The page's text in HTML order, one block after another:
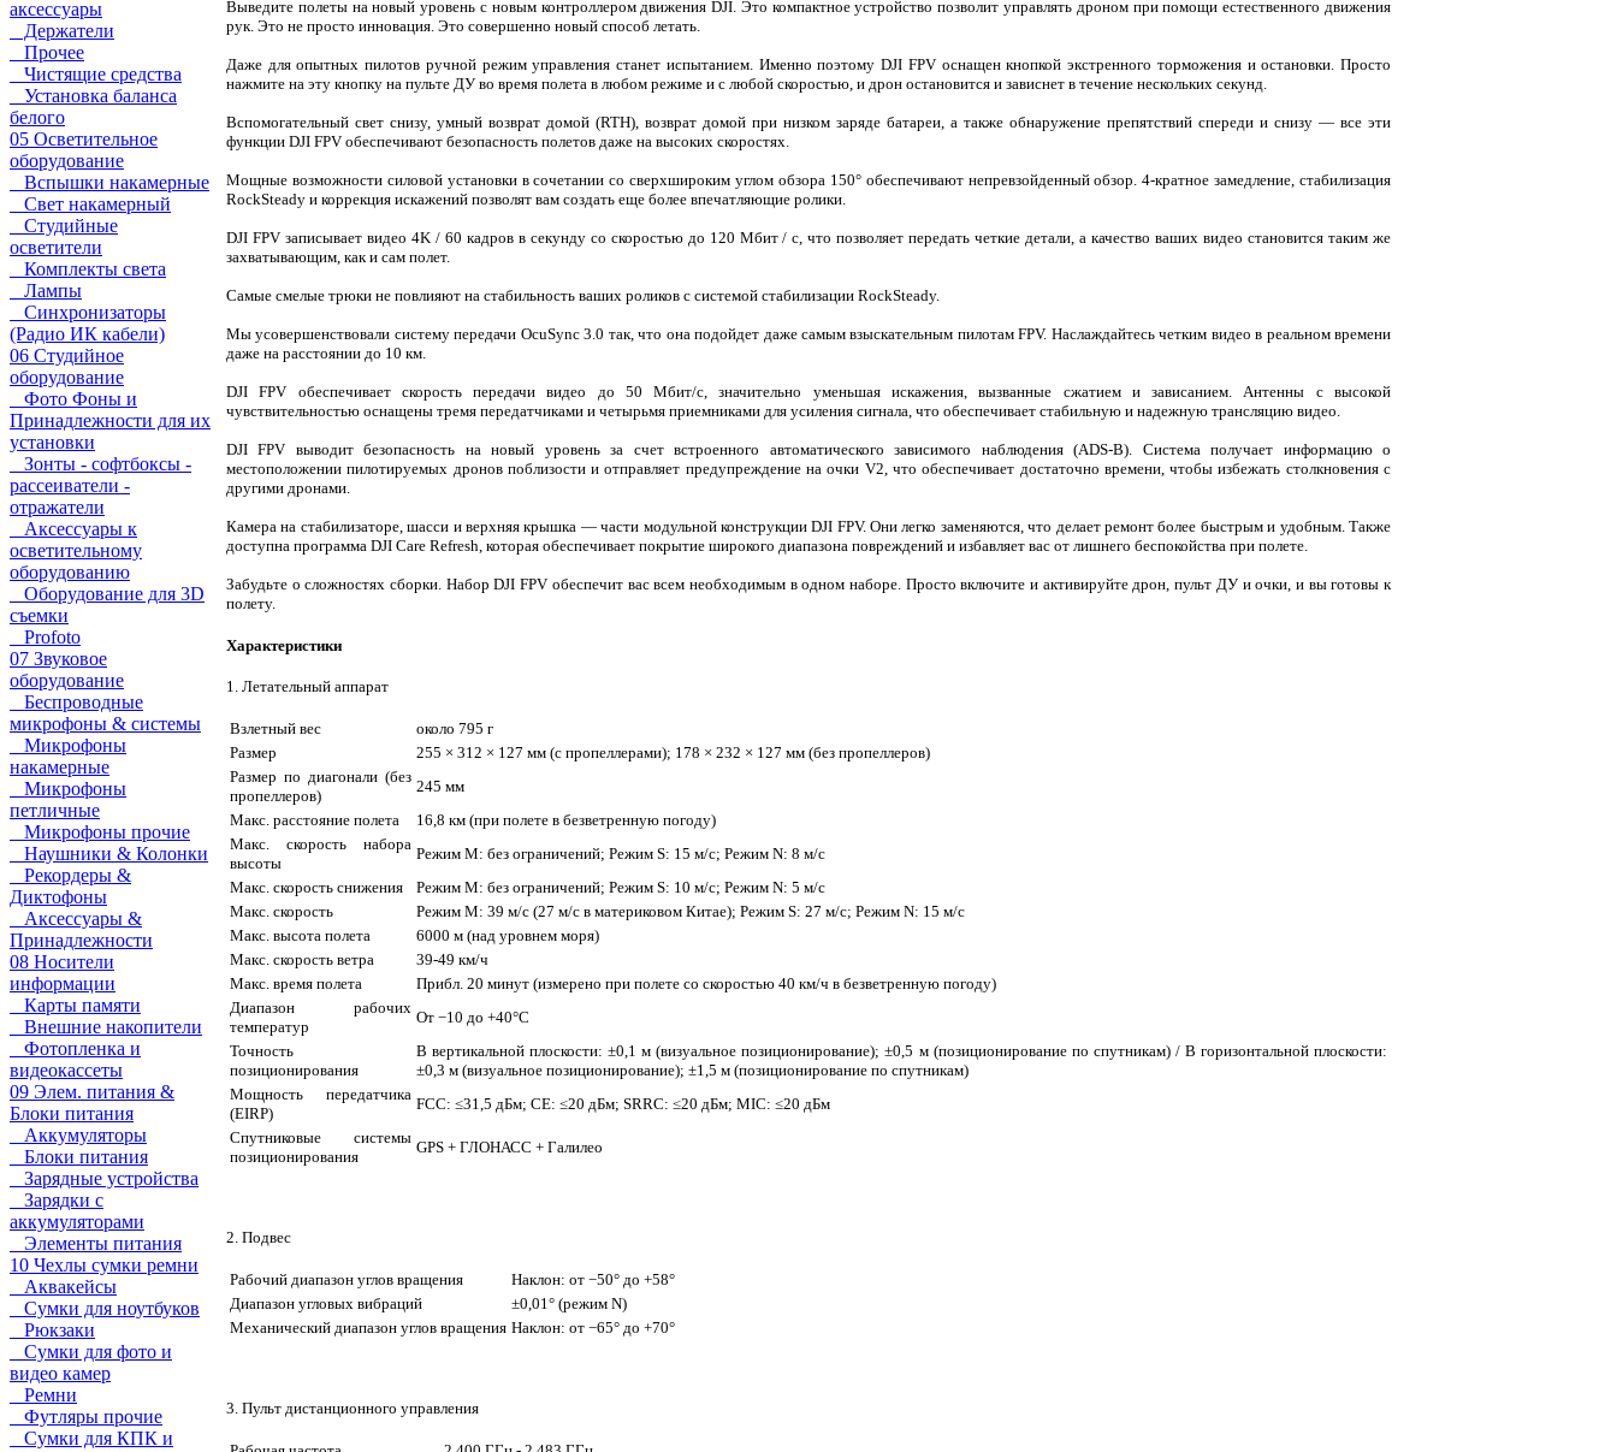
аксессуары
Держатели
Прочее
Чистящие средства
Установка баланса
белого
05 Осветительное
оборудование
Вспышки накамерные
Свет накамерный
Студийные
осветители
Комплекты света
Лампы
Синхронизаторы
(Радио ИК кабели)
06 Студийное
оборудование
Фото Фоны и
Принадлежности для их
установки
Зонты - софтбоксы -
рассеиватели -
отражатели
Аксессуары к
осветительному
оборудованию
Оборудование для 3D
съемки
Profoto
07 Звуковое
оборудование
Беспроводные
микрофоны & системы
Микрофоны
накамерные
Микрофоны
петличные
Микрофоны прочие
Наушники & Колонки
Рекордеры &
Диктофоны
Аксессуары &
Принадлежности
08 Носители
информации
Карты памяти
Внешние накопители
Фотопленка и
видеокассеты
09 Элем. питания &
Блоки питания
Аккумуляторы
Блоки питания
Зарядные устройства
Зарядки с
аккумуляторами
Элементы питания
10 Чехлы сумки ремни
Аквакейсы
Сумки для ноутбуков
Рюкзаки
Сумки для фото и
видео камер
Ремни
Футляры прочие
Сумки для КПК и
Выведите полеты на новый уровень с новым контроллером движения DJI. Это компактное устройство позволит управлять дроном при помощи естественного движения
рук. Это не просто инновация. Это совершенно новый способ летать.
Даже для опытных пилотов ручной режим управления станет испытанием. Именно поэтому DJI FPV оснащен кнопкой экстренного торможения и остановки. Просто
нажмите на эту кнопку на пульте ДУ во время полета в любом режиме и с любой скоростью, и дрон остановится и зависнет в течение нескольких секунд.
Вспомогательный свет снизу, умный возврат домой (RTH), возврат домой при низком заряде батареи, а также обнаружение препятствий спереди и снизу — все эти
функции DJI FPV обеспечивают безопасность полетов даже на высоких скоростях.
Мощные возможности силовой установки в сочетании со сверхшироким углом обзора 150° обеспечивают непревзойденный обзор. 4-кратное замедление, стабилизация
RockSteady и коррекция искажений позволят вам создать еще более впечатляющие ролики.
DJI FPV записывает видео 4K / 60 кадров в секунду со скоростью до 120 Мбит / с, что позволяет передать четкие детали, а качество ваших видео становится таким же
захватывающим, как и сам полет.
Самые смелые трюки не повлияют на стабильность ваших роликов с системой стабилизации RockSteady.
Мы усовершенствовали систему передачи OcuSync 3.0 так, что она подойдет даже самым взыскательным пилотам FPV. Наслаждайтесь четким видео в реальном времени
даже на расстоянии до 10 км.
DJI FPV обеспечивает скорость передачи видео до 50 Мбит/с, значительно уменьшая искажения, вызванные сжатием и зависанием. Антенны с высокой
чувствительностью оснащены тремя передатчиками и четырьмя приемниками для усиления сигнала, что обеспечивает стабильную и надежную трансляцию видео.
DJI FPV выводит безопасность на новый уровень за счет встроенного автоматического зависимого наблюдения (ADS-B). Cистема получает информацию о
местоположении пилотируемых дронов поблизости и отправляет предупреждение на очки V2, что обеспечивает достаточно времени, чтобы избежать столкновения с
другими дронами.
Камера на стабилизаторе, шасси и верхняя крышка — части модульной конструкции DJI FPV. Они легко заменяются, что делает ремонт более быстрым и удобным. Также
доступна программа DJI Care Refresh, которая обеспечивает покрытие широкого диапазона повреждений и избавляет вас от лишнего беспокойства при полете.
Забудьте о сложностях сборки. Набор DJI FPV обеспечит вас всем необходимым в одном наборе. Просто включите и активируйте дрон, пульт ДУ и очки, и вы готовы к
полету.
Характеристики
1. Летательный аппарат
Взлетный вес
около 795 г
Размер
255 × 312 × 127 мм (с пропеллерами); 178 × 232 × 127 мм (без пропеллеров)
Размер по диагонали (без
пропеллеров)
245 мм
Макс. расстояние полета
16,8 км (при полете в безветренную погоду)
Макс. скорость набора
высоты
Режим M: без ограничений; Режим S: 15 м/с; Режим N: 8 м/с
Макс. скорость снижения
Режим M: без ограничений; Режим S: 10 м/с; Режим N: 5 м/с
Макс. скорость
Режим M: 39 м/с (27 м/с в материковом Китае); Режим S: 27 м/с; Режим N: 15 м/с
Макс. высота полета
6000 м (над уровнем моря)
Макс. скорость ветра
39-49 км/ч
Макс. время полета
Прибл. 20 минут (измерено при полете со скоростью 40 км/ч в безветренную погоду)
Диапазон рабочих
температур
От −10 до +40°C
Точность
позиционирования
В вертикальной плоскости: ±0,1 м (визуальное позиционирование); ±0,5 м (позиционирование по спутникам) / В горизонтальной плоскости:
±0,3 м (визуальное позиционирование); ±1,5 м (позиционирование по спутникам)
Мощность передатчика
(EIRP)
FCC: ≤31,5 дБм; CE: ≤20 дБм; SRRC: ≤20 дБм; MIC: ≤20 дБм
Спутниковые системы
позиционирования
GPS + ГЛОНАСС + Галилео
2. Подвес
Рабочий диапазон углов вращения
Наклон: от −50° до +58°
Диапазон угловых вибраций
±0,01° (режим N)
Механический диапазон углов вращения Наклон: от −65° до +70°
3. Пульт дистанционного управления